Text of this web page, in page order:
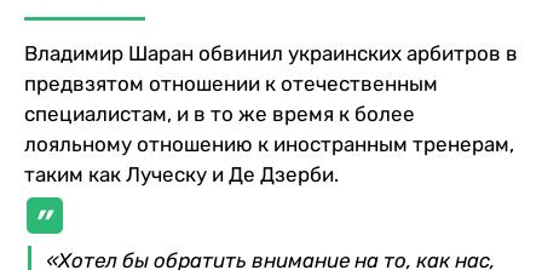
Владимир Шаран обвинил украинских арбитров в
предвзятом отношении к отечественным
специалистам, и в то же время к более
лояльному отношению к иностранным тренерам,
таким как Луческу и Де Дзерби.
«Хотел бы обратить внимание на то, как нас,